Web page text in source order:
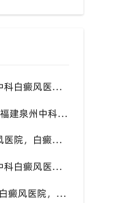
立秋吃什么对白斑友好？「泉州中科白癜风医院」福建白癜风患者饮食不要盲目忌口
“八月末，秋风初至”｜（泉州）福建泉州中科白癜风医院，聊聊白癜风换季防护关键点
【福建夏秋交替】泉州中科白癜风医院，白癜风患者，入秋之后洗澡习惯也要多注意
「换季白斑误区盘点」福建泉州中科白癜风医院，白斑消长多变，科学对待才是正道
“立秋后作息要调整”✨泉州中科白癜风医院，白癜风患者，不良作息会影响皮肤状态